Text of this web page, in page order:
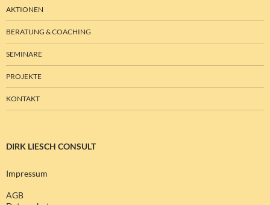
AKTIONEN
BERATUNG & COACHING
SEMINARE
PROJEKTE
KONTAKT
DIRK LIESCH CONSULT
Impressum
AGB